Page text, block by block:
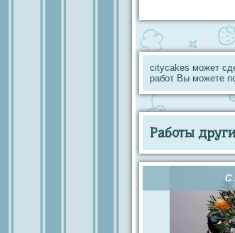
citycakes может
работ Вы можете
Работы
С